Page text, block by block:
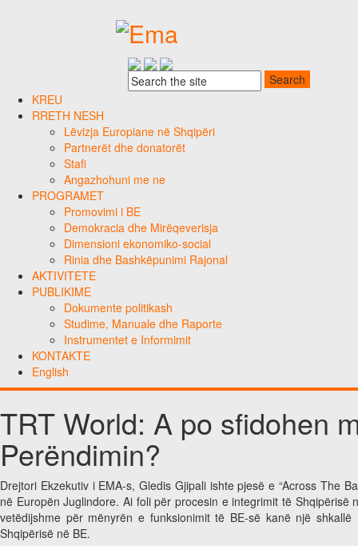
KREU
RRETH NESH
Lëvizja Europiane në Shqipëri
Partnerët dhe donatorët
Stafi
Angazhohuni me ne
PROGRAMET
Promovimi i BE
Demokracia dhe Mirëqeverisja
Dimensioni ekonomiko-social
Rinia dhe Bashkëpunimi Rajonal
AKTIVITETE
PUBLIKIME
Dokumente politikash
Studime, Manuale dhe Raporte
Instrumentet e Informimit
KONTAKTE
English
TRT World: A po sfidohen
Perëndimin?
Drejtori Ekzekutiv i EMA-s, Gledis Gjipali ishte pjesë e “Across The
në Europën Juglindore. Ai foli për procesin e integrimit të
vetëdijshme për mënyrën e funksionimit të BE-së kanë një
Shqipërisë në BE.